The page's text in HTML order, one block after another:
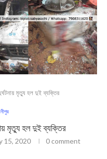
মৃত্যু হল দুই ব্যক্তির
মৃত্যু হল দুই ব্যক্তির
15, 2020 0 comment